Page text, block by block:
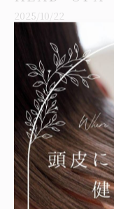
2025/10/22
【姪浜：美容室】
グ！！
2025/10/21
1 ...